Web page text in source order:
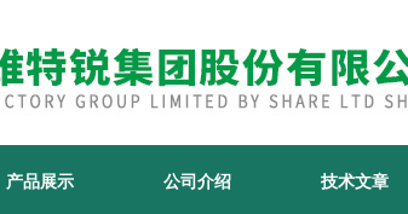
产品展示 公司介绍 技术文章